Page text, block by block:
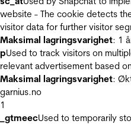
website - The cookie detects
visitor data for further visitor
Maksimal lagringsvarighet: 1
pUsed to track visitors on
relevant advertisement based
Maksimal lagringsvarighet:
garnius.no
1
_gtmeecUsed to temporarily